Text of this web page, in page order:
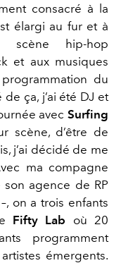
consacré à la
élargi au fur et à
hip-hop
et aux musiques
du
de ça, j’ai été DJ et
avec Surfing
scène, d’être de
j’ai décidé de me
ma compagne
agence de RP
on a trois enfants
Fifty Lab où 20
programment
émergents.